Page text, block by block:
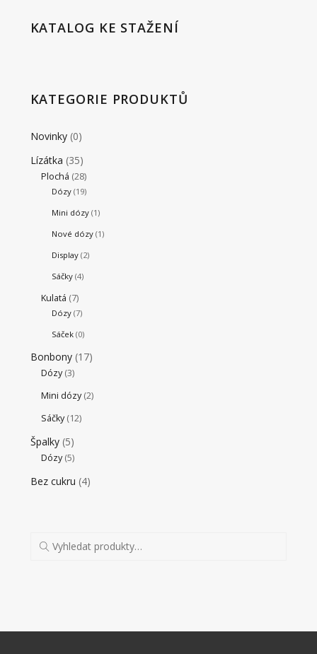
KATALOG KE STAŽENÍ
KATEGORIE PRODUKTŮ
Novinky (0)
Lízátka (35)
Plochá (28)
Dózy (19)
Mini dózy (1)
Nové dózy (1)
Display (2)
Sáčky (4)
Kulatá (7)
Dózy (7)
Sáček (0)
Bonbony (17)
Dózy (3)
Mini dózy (2)
Sáčky (12)
Špalky (5)
Dózy (5)
Bez cukru (4)